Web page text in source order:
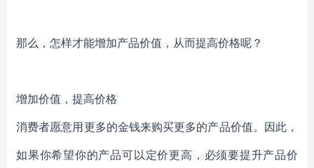
那么，怎样才能增加产品价值，从而提高价格呢？
增加价值，提高价格
消费者愿意用更多的金钱来购买更多的产品价值。因此，
如果你希望你的产品可以定价更高，必须要提升产品价